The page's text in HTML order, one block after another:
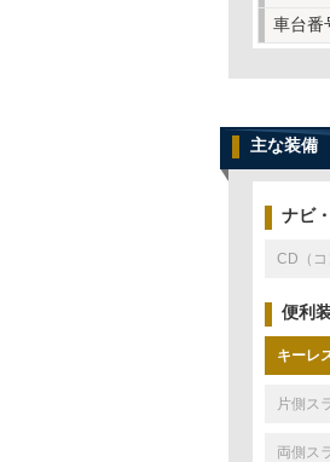
車台番
主な装備
ナビ
CD（コ
便利
キーレ
片側ス
両側ス